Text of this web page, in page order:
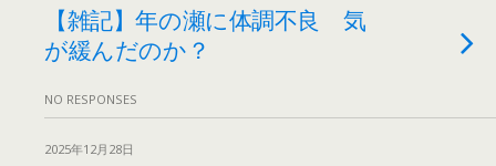
【雑記】年の瀬に体調不良 気
が緩んだのか？
NO RESPONSES
2025年12月28日